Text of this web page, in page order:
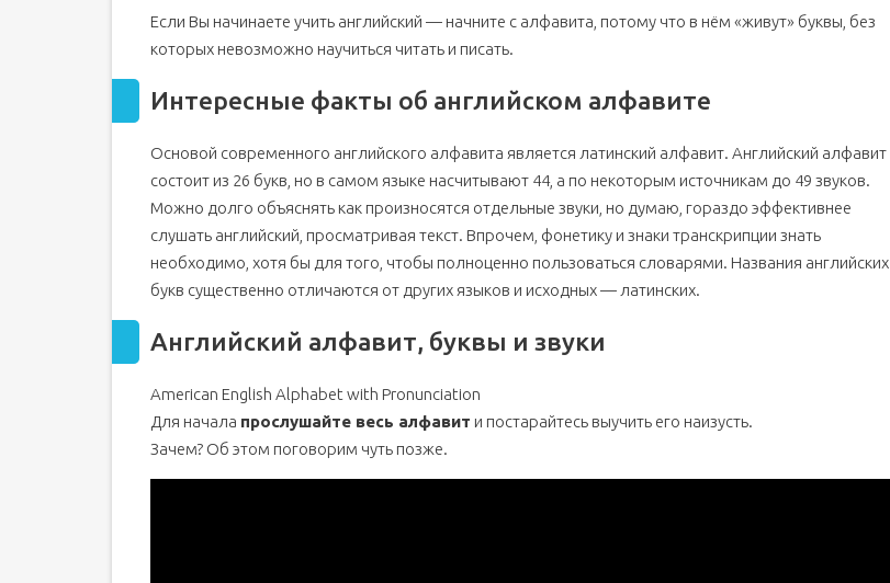
Прописные Буквы Английского Алфавита
Транскрипция Английского Алфавита
Таблица и упражнения по английскому алфавиту с транскрипцией и русским произношением
Как быстро запомнить алфавит?
Игры на запоминание английского алфавита
Интересные факты
Я выучил алфавит, что учить дальше?
Английский алфавит (English Alphabet). Буквы, звуки, методы запоминания
Английские буквы – давайте знакомиться
Немного истории
Звуки английского языка
Как обучать ребенка
Совет первый
Совет второй
Если Вы начинаете учить английский — начните с алфавита, потому что в нём «живут» буквы, без
которых невозможно научиться читать и писать.
Интересные факты об английском алфавите
Основой современного английского алфавита является латинский алфавит. Английский алфавит
состоит из 26 букв, но в самом языке насчитывают 44, а по некоторым источникам до 49 звуков.
Можно долго объяснять как произносятся отдельные звуки, но думаю, гораздо эффективнее
слушать английский, просматривая текст. Впрочем, фонетику и знаки транскрипции знать
необходимо, хотя бы для того, чтобы полноценно пользоваться словарями. Названия английских
букв существенно отличаются от других языков и исходных — латинских.
Английский алфавит, буквы и звуки
American English Alphabet with Pronunciation
Для начала прослушайте весь алфавит и постарайтесь выучить его наизусть.
Зачем? Об этом поговорим чуть позже.